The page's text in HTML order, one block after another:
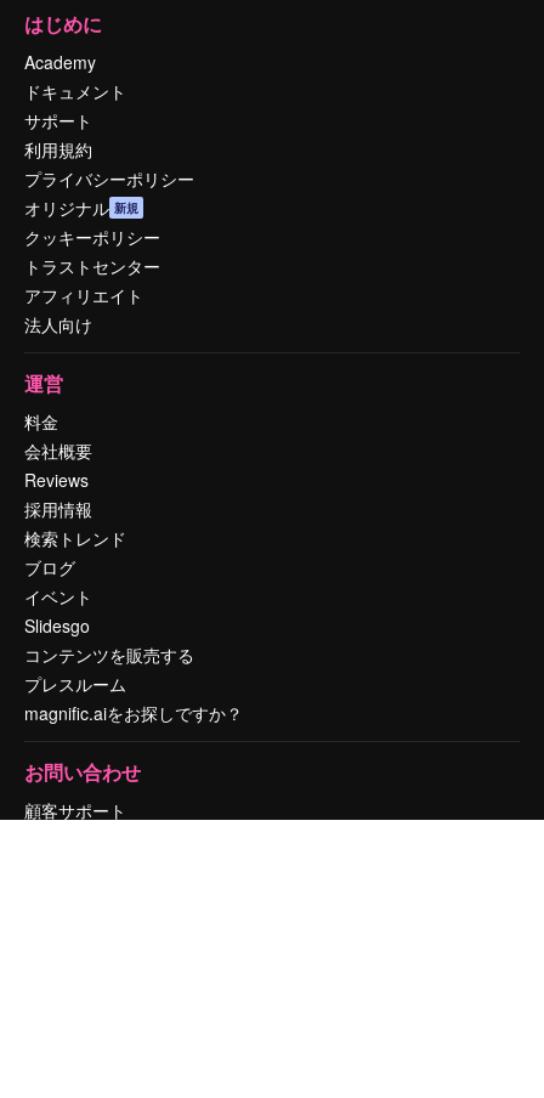
はじめに
Academy
ドキュメント
サポート
利用規約
プライバシーポリシー
オリジナル 新規
クッキーポリシー
トラストセンター
アフィリエイト
法人向け
運営
料金
会社概要
Reviews
採用情報
検索トレンド
ブログ
イベント
Slidesgo
コンテンツを販売する
プレスルーム
magnific.aiをお探しですか？
お問い合わせ
顧客サポート